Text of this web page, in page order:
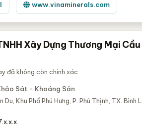
www.vinaminerals.com
Xây Dựng Thương Mại
đã không còn chính xác
Sát - Khoáng Sản
Du, Khu Phố Phú Hưng, P. Phú Thịnh, TX. Bình